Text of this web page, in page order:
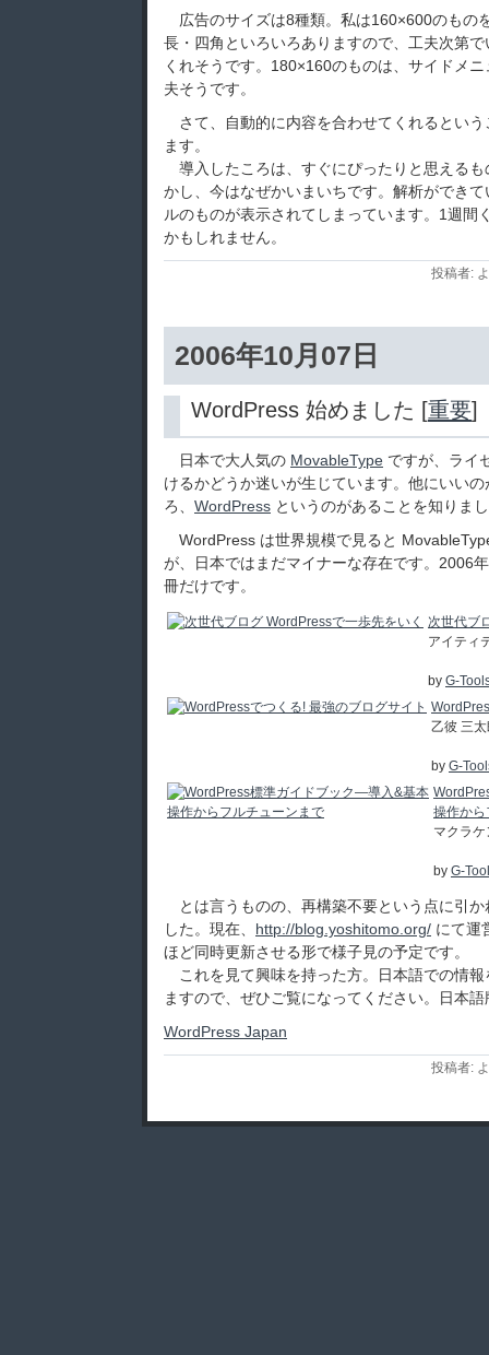
広告のサイズは8種類。私は160×600のもの
長・四角といろいろありますので、工夫次第
くれそうです。180×160のものは、サイドメ
夫そうです。
さて、自動的に内容を合わせてくれるとい
ます。
導入したころは、すぐにぴったりと思える
かし、今はなぜかいまいちです。解析ができ
ルのものが表示されてしまっています。1週間
かもしれません。
投稿者:
2006年10月07日
WordPress 始めました [重要]
日本で大人気の MovableType ですが、ライ
けるかどうか迷いが生じています。他にいい
ろ、 WordPress というのがあることを知りま
WordPress は世界規模で見ると
が、日本ではまだマイナーな存在です。2006
冊だけです。
次世代ブ
アイティ
by G-
乙彼 三
by G-
操作から
マクラ
by G-
とは言うものの、再構築不要という点に引
した。現在、 http://blog.yoshitomo.org/ にて運
ほど同時更新させる形で様子見の予定です。
これを見て興味を持った方。日本語での情
ますので、ぜひご覧になってください。日本
WordPress Japan
投稿者: